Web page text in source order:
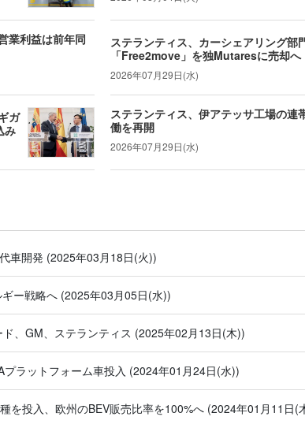
業利益は前年同
ステランティス、カーシェアリング部
「Free2move」を独Mutaresに売却へ
2026年07月29日(水)
ガ
み
ステランティス、伊アテッサ工場の連
働を再開
2026年07月29日(水)
車開発 (2025年03月18日(火))
ー戦略へ (2025年03月05日(水))
、GM、ステランティス (2025年02月13日(木))
ラットフォーム車投入 (2024年01月24日(水))
を投入、欧州のBEV販売比率を100%へ (2024年01月11日(